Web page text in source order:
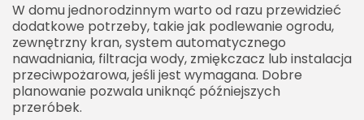
W domu jednorodzinnym warto od razu przewidzieć
dodatkowe potrzeby, takie jak podlewanie ogrodu,
zewnętrzny kran, system automatycznego
nawadniania, filtracja wody, zmiękczacz lub instalacja
przeciwpożarowa, jeśli jest wymagana. Dobre
planowanie pozwala uniknąć późniejszych
przeróbek.